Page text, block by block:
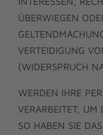
ÜBERWIEGEN
VERTEIDIGUNG
(WIDERSPRUCH
WERDEN IHRE
VERARBEITET, UM
SO HABEN SIE